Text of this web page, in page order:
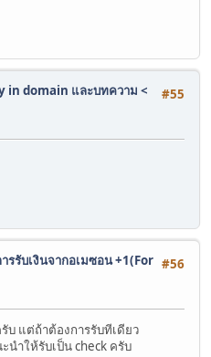
#55
in domain และบทความ <
#56
รรับเงินจากอเมซอน +1(For
บ แต่ถ้าต้องการรับทีเดียว
นำให้รับเป็น check ครับ